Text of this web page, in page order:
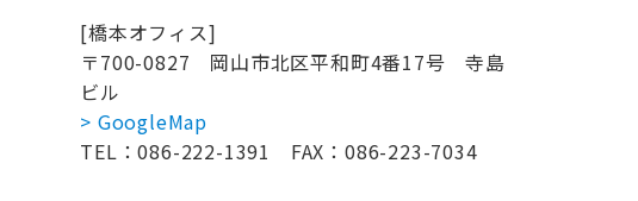
[橋本オフィス]
〒700-0827 岡山市北区平和町4番17号 寺島
ビル
> GoogleMap
TEL：086-222-1391 FAX：086-223-7034